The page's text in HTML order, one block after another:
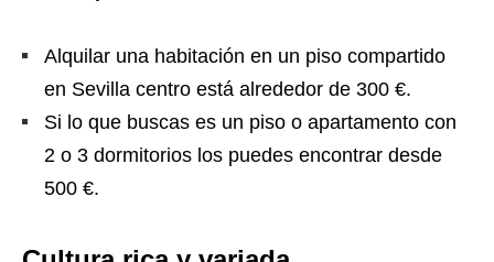
Alquilar una habitación en un piso compartido
en Sevilla centro está alrededor de 300 €.
Si lo que buscas es un piso o apartamento con
2 o 3 dormitorios los puedes encontrar desde
500 €.